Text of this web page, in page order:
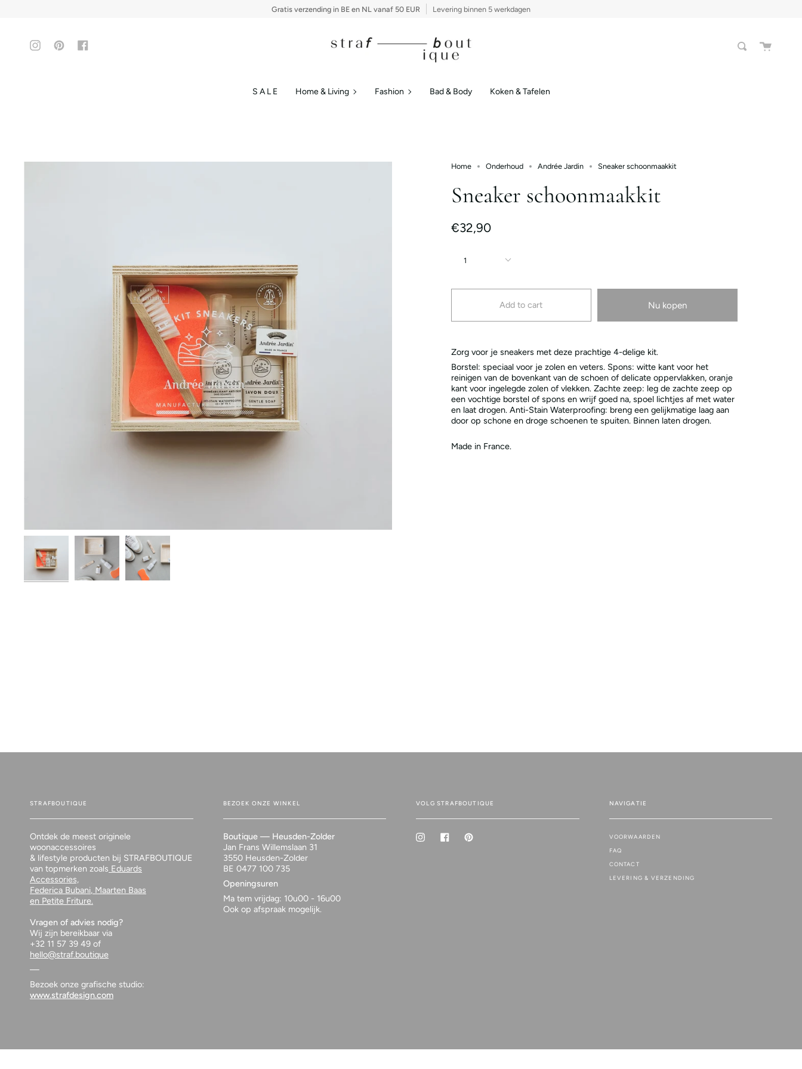
Gratis verzending in BE en NL vanaf 50 EUR Levering binnen 5 werkdagen
InstagramPinterestFacebook Search
S A L E Home & Living HomeFashion FashionBad & Body Koken & Tafelen
Home Onderhoud Andrée Jardin Sneaker schoonmaakkit
Sneaker schoonmaakkit
€32,90
1
Add to cart Nu kopen
Zorg voor je sneakers met deze prachtige 4-delige kit.
Borstel: speciaal voor je zolen en veters. Spons: witte kant voor het
reinigen van de bovenkant van de schoen of delicate oppervlakken, oranje
kant voor ingelegde zolen of vlekken. Zachte zeep: leg de zachte zeep op
een vochtige borstel of spons en wrijf goed na, spoel lichtjes af met water
en laat drogen. Anti-Stain Waterproofing: breng een gelijkmatige laag aan
door op schone en droge schoenen te spuiten. Binnen laten drogen.
Made in France.
STRAFBOUTIQUE
Ontdek de meest originele
woonaccessoires
& lifestyle producten bij STRAFBOUTIQUE
van topmerken zoals Eduards
Accessories,
Federica Bubani, Maarten Baas
en Petite Friture.
Vragen of advies nodig?
Wij zijn bereikbaar via
+32 11 57 39 49 of
hello@straf.boutique
—
Bezoek onze grafische studio:
www.strafdesign.com
BEZOEK ONZE WINKEL
Boutique — Heusden-Zolder
Jan Frans Willemslaan 31
3550 Heusden-Zolder
BE 0477 100 735
Openingsuren
Ma tem vrijdag: 10u00 - 16u00
Ook op afspraak mogelijk.
VOLG STRAFBOUTIQUE
InstagramFacebookPinterest
NAVIGATIE
VOORWAARDEN
FAQ
CONTACT
LEVERING & VERZENDING